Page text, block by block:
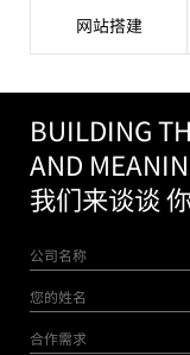
网站搭建
BUILDING
AND
我们来谈谈